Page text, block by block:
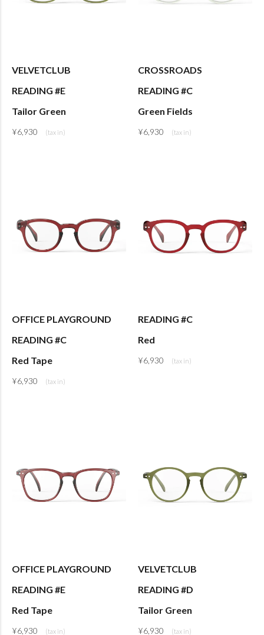
VELVETCLUB
READING #E
Tailor Green
¥6,930
CROSSROADS
READING #C
Green Fields
¥6,930
OFFICE PLAYGROUND
READING #C
Red Tape
¥6,930
READING #C
Red
¥6,930
OFFICE PLAYGROUND
READING #E
Red Tape
¥6,930
VELVETCLUB
READING #D
Tailor Green
¥6,930